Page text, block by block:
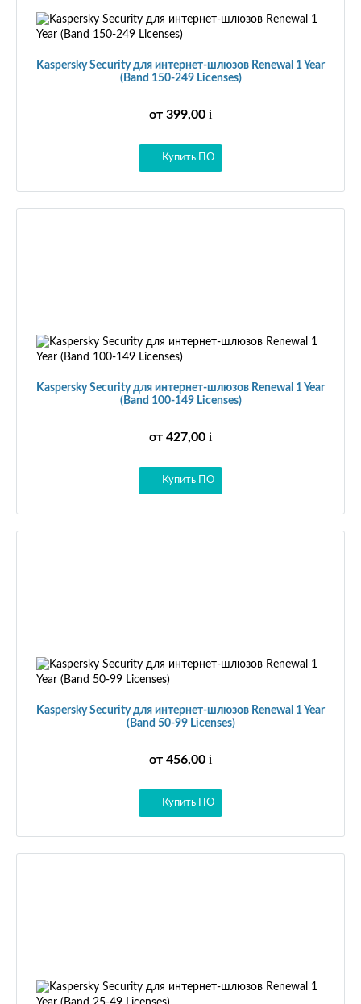
Kaspersky Security для интернет-шлюзов Renewal 1 Year
(Band 150-249 Licenses)
от 399,00 i
Купить ПО
Kaspersky Security для интернет-шлюзов Renewal 1 Year
(Band 100-149 Licenses)
от 427,00 i
Купить ПО
Kaspersky Security для интернет-шлюзов Renewal 1 Year
(Band 50-99 Licenses)
от 456,00 i
Купить ПО